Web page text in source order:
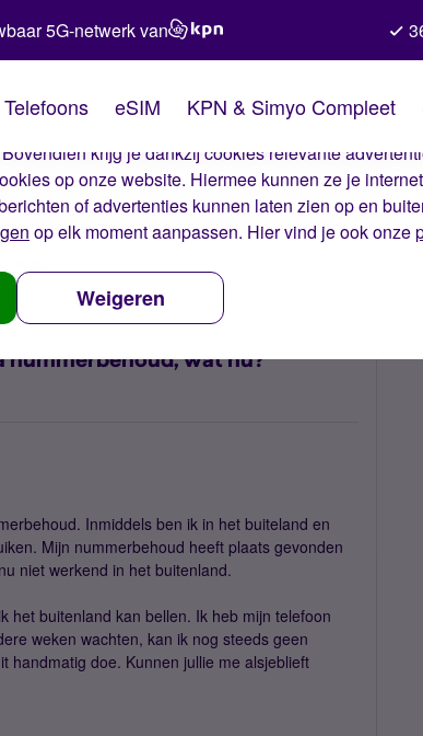
Simyo
onze website. Met deze cookies zorgen wij ervoor dat
krijg je dankzij cookies relevante
op onze website. Hiermee kunnen ze je
of advertenties kunnen laten zien op en
op elk moment aanpassen. Hier vind je ook onze
Weigeren
5G-netwerk van
Telefoons eSIM KPN & Simyo Compleet
nummerbehoud, wat nu?
Inmiddels ben ik in het buiteland en
Mijn nummerbehoud heeft plaats gevonden
niet werkend in het buitenland.
het buitenland kan bellen. Ik heb mijn telefoon
weken wachten, kan ik nog steeds geen
handmatig doe. Kunnen jullie me alsjeblieft